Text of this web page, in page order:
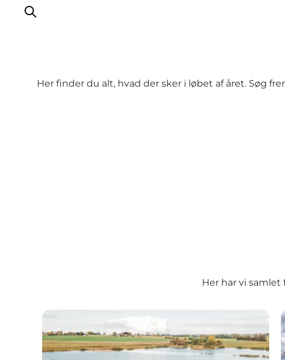
Her finder du alt, hvad der sker i løbet af året. Søg
Her har vi samlet
Kertemindes uovertrufne natur